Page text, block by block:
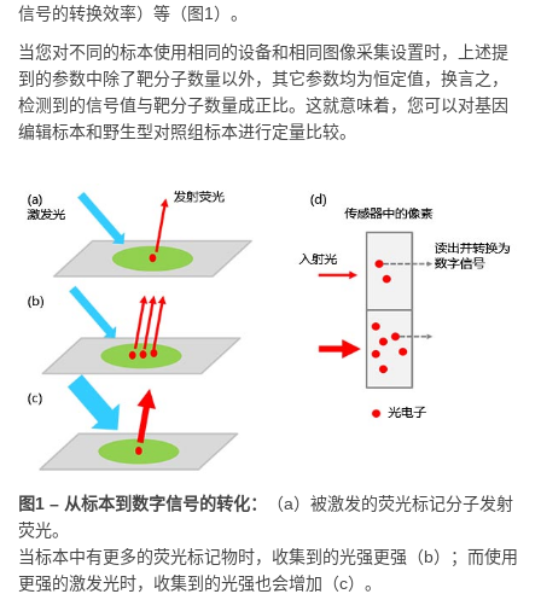
信号的转换效率）等（图1）。
当您对不同的标本使用相同的设备和相同图像采集设置时，上述提
到的参数中除了靶分子数量以外，其它参数均为恒定值，换言之，
检测到的信号值与靶分子数量成正比。这就意味着，您可以对基因
编辑标本和野生型对照组标本进行定量比较。
图1 – 从标本到数字信号的转化：
（a）被激发的荧光标记分子发射
荧光。
当标本中有更多的荧光标记物时，收集到的光强更强（b）；而使用
更强的激发光时，收集到的光强也会增加（c）。